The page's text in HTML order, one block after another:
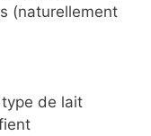
(naturellement
de lait